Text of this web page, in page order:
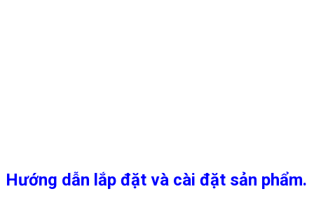
Hướng dẫn lắp đặt và cài đặt sản phẩm.